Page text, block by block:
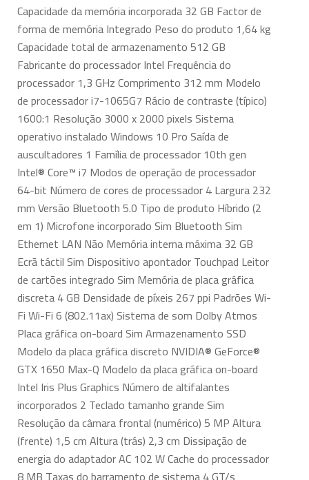
Capacidade da memória incorporada 32 GB Factor de
forma de memória Integrado Peso do produto 1,64 kg
Capacidade total de armazenamento 512 GB
Fabricante do processador Intel Frequência do
processador 1,3 GHz Comprimento 312 mm Modelo
de processador i7-1065G7 Rácio de contraste (típico)
1600:1 Resolução 3000 x 2000 pixels Sistema
operativo instalado Windows 10 Pro Saída de
auscultadores 1 Família de processador 10th gen
Intel® Core™ i7 Modos de operação de processador
64-bit Número de cores de processador 4 Largura 232
mm Versão Bluetooth 5.0 Tipo de produto Híbrido (2
em 1) Microfone incorporado Sim Bluetooth Sim
Ethernet LAN Não Memória interna máxima 32 GB
Ecrã táctil Sim Dispositivo apontador Touchpad Leitor
de cartões integrado Sim Memória de placa gráfica
discreta 4 GB Densidade de píxeis 267 ppi Padrões Wi-
Fi Wi-Fi 6 (802.11ax) Sistema de som Dolby Atmos
Placa gráfica on-board Sim Armazenamento SSD
Modelo da placa gráfica discreto NVIDIA® GeForce®
GTX 1650 Max-Q Modelo da placa gráfica on-board
Intel Iris Plus Graphics Número de altifalantes
incorporados 2 Teclado tamanho grande Sim
Resolução da câmara frontal (numérico) 5 MP Altura
(frente) 1,5 cm Altura (trás) 2,3 cm Dissipação de
energia do adaptador AC 102 W Cache do processador